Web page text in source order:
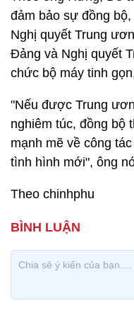
đảm bảo sự đồng
Nghị quyết Trung
Đảng và Nghị quyết
chức bộ máy tinh
"Nếu được Trung
nghiêm túc, đồng bộ
mạnh mẽ về công
tình hình mới", ông
Theo chinhphu